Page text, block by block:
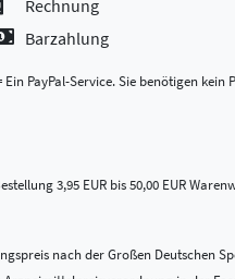
Rechnung
Barzahlung
Ein PayPal-Service. Sie benötigen kein
3,95 EUR bis 50,00 EUR
nach der Großen Deutschen